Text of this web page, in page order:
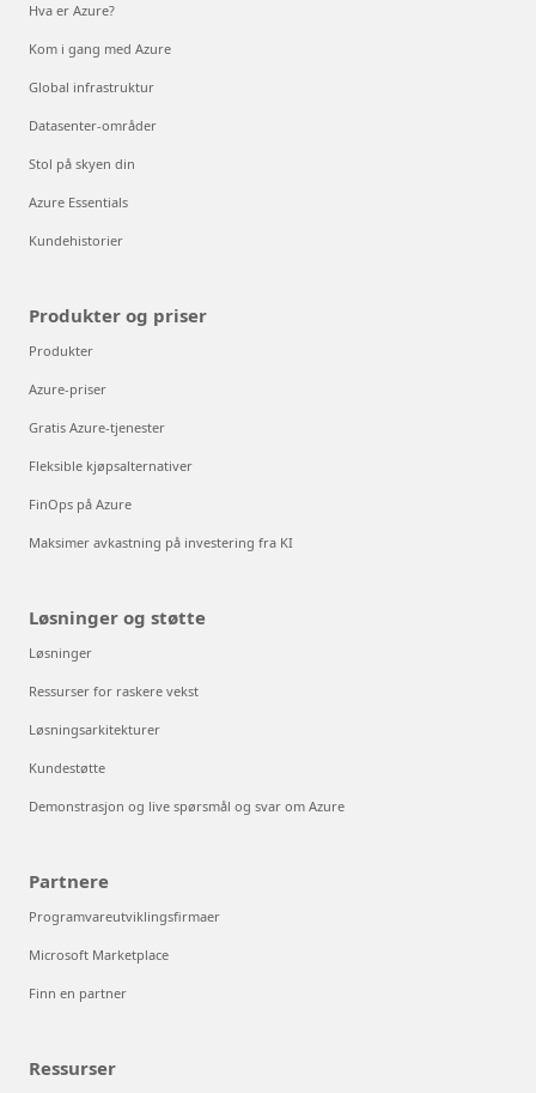
Hva er Azure?
Kom i gang med Azure
Global infrastruktur
Datasenter-områder
Stol på skyen din
Azure Essentials
Kundehistorier
Produkter og priser
Produkter
Azure-priser
Gratis Azure-tjenester
Fleksible kjøpsalternativer
FinOps på Azure
Maksimer avkastning på investering fra KI
Løsninger og støtte
Løsninger
Ressurser for raskere vekst
Løsningsarkitekturer
Kundestøtte
Demonstrasjon og live spørsmål og svar om Azure
Partnere
Programvareutviklingsfirmaer
Microsoft Marketplace
Finn en partner
Ressurser